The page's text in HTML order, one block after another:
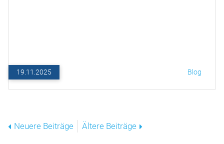
19.11.2025 Blog
Neuere Beiträge Ältere Beiträge